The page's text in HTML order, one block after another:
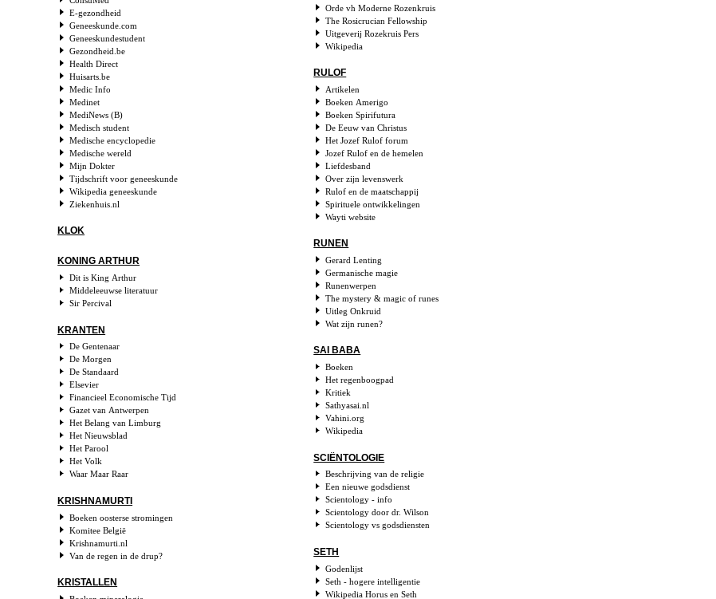
E-gezondheid
Geneeskunde.com
Geneeskundestudent
Gezondheid.be
Health Direct
Huisarts.be
Medic Info
Medinet
MediNews (B)
Medisch student
Medische encyclopedie
Medische wereld
Mijn Dokter
Tijdschrift voor geneeskunde
Wikipedia geneeskunde
Ziekenhuis.nl
KLOK
KONING ARTHUR
Dit is King Arthur
Middeleeuwse literatuur
Sir Percival
KRANTEN
De Gentenaar
De Morgen
De Standaard
Elsevier
Financieel Economische Tijd
Gazet van Antwerpen
Het Belang van Limburg
Het Nieuwsblad
Het Parool
Het Volk
Waar Maar Raar
KRISHNAMURTI
Boeken oosterse stromingen
Komitee België
Krishnamurti.nl
Van de regen in de drup?
KRISTALLEN
Orde vh Moderne Rozenkruis
The Rosicrucian Fellowship
Uitgeverij Rozekruis Pers
Wikipedia
RULOF
Artikelen
Boeken Amerigo
Boeken Spirifutura
De Eeuw van Christus
Het Jozef Rulof forum
Jozef Rulof en de hemelen
Liefdesband
Over zijn levenswerk
Rulof en de maatschappij
Spirituele ontwikkelingen
Wayti website
RUNEN
Gerard Lenting
Germanische magie
Runenwerpen
The mystery & magic of runes
Uitleg Onkruid
Wat zijn runen?
SAI BABA
Boeken
Het regenboogpad
Kritiek
Sathyasai.nl
Vahini.org
Wikipedia
SCIËNTOLOGIE
Beschrijving van de religie
Een nieuwe godsdienst
Scientology - info
Scientology door dr. Wilson
Scientology vs godsdiensten
SETH
Godenlijst
Seth - hogere intelligentie
Wikipedia Horus en Seth